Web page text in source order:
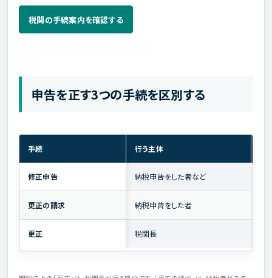
税関の手続案内を確認する
申告を正す3つの手続を区別する
手続 行う主体
修正申告 納税申告をした者など
更正の請求 納税申告をした者
更正 税関長